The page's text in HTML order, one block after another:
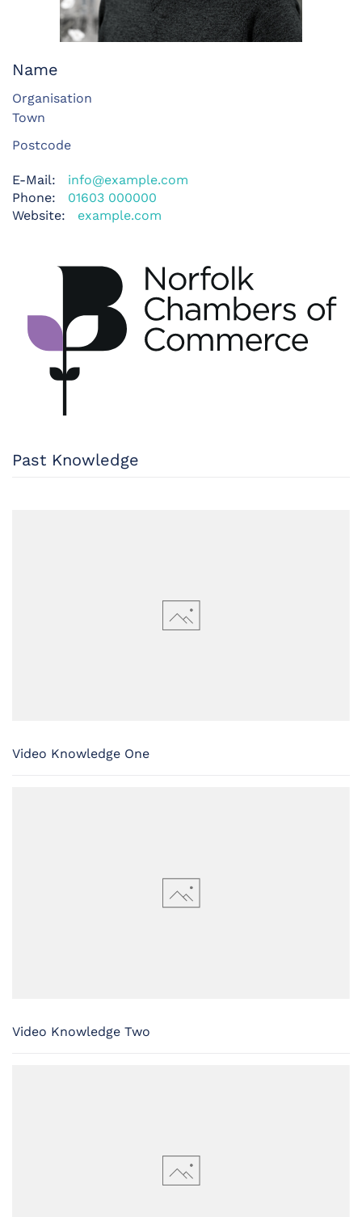
Name
Organisation
Town
Postcode
E-Mail:
info@example.com
Phone:
01603 000000
Website:
example.com
Past Knowledge
Video Knowledge One
Video Knowledge Two